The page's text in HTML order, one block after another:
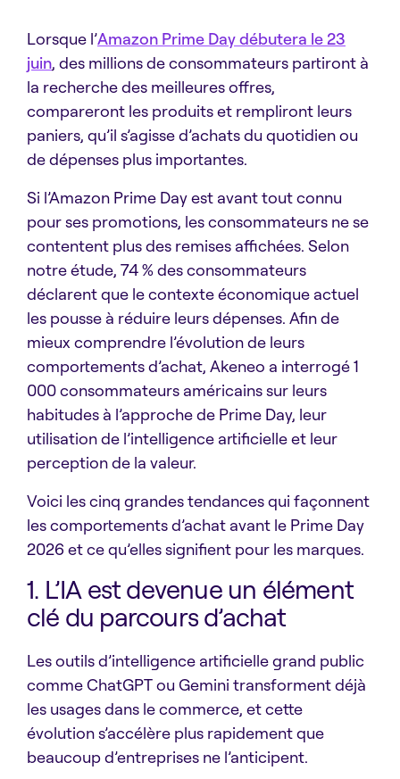
Lorsque l’Amazon Prime Day débutera le 23
juin, des millions de consommateurs partiront à
la recherche des meilleures offres,
compareront les produits et rempliront leurs
paniers, qu’il s’agisse d’achats du quotidien ou
de dépenses plus importantes.
Si l’Amazon Prime Day est avant tout connu
pour ses promotions, les consommateurs ne se
contentent plus des remises affichées. Selon
notre étude, 74 % des consommateurs
déclarent que le contexte économique actuel
les pousse à réduire leurs dépenses. Afin de
mieux comprendre l’évolution de leurs
comportements d’achat, Akeneo a interrogé 1
000 consommateurs américains sur leurs
habitudes à l’approche de Prime Day, leur
utilisation de l’intelligence artificielle et leur
perception de la valeur.
Voici les cinq grandes tendances qui façonnent
les comportements d’achat avant le Prime Day
2026 et ce qu’elles signifient pour les marques.
1. L’IA est devenue un élément
clé du parcours d’achat
Les outils d’intelligence artificielle grand public
comme ChatGPT ou Gemini transforment déjà
les usages dans le commerce, et cette
évolution s’accélère plus rapidement que
beaucoup d’entreprises ne l’anticipent.